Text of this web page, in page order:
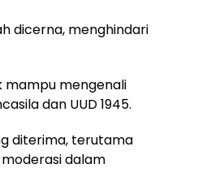
dicerna, menghindari
mampu mengenali
dan UUD 1945.
diterima, terutama
dalam